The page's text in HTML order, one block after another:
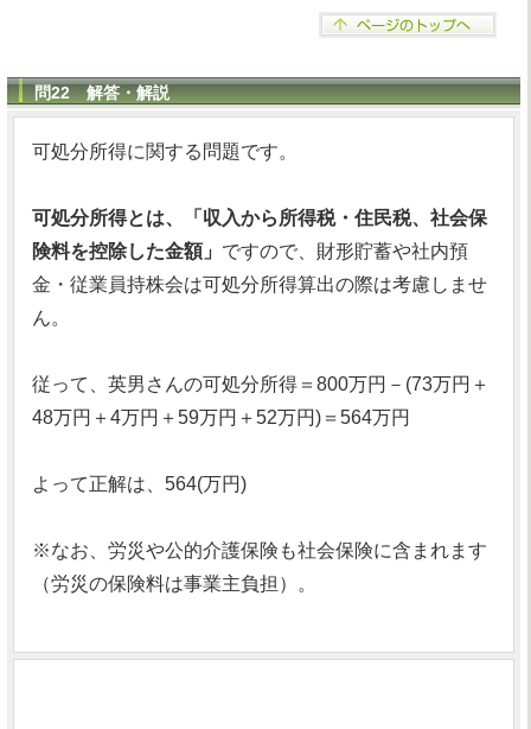
問22 解答・解説
可処分所得に関する問題です。
可処分所得とは、「収入から所得税・住民税、社会保
険料を控除した金額」 ですので、財形貯蓄や社内預
金・従業員持株会は可処分所得算出の際は考慮しませ
ん。
従って、英男さんの可処分所得＝800万円－(73万円＋
48万円＋4万円＋59万円＋52万円)＝564万円
よって正解は、564(万円)
※なお、労災や公的介護保険も社会保険に含まれます
（労災の保険料は事業主負担）。